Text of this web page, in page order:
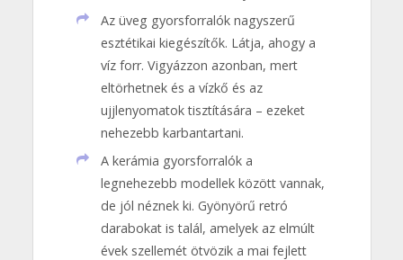
Az üveg gyorsforralók nagyszerű
esztétikai kiegészítők. Látja, ahogy a
víz forr. Vigyázzon azonban, mert
eltörhetnek és a vízkő és az
ujjlenyomatok tisztítására – ezeket
nehezebb karbantartani.
A kerámia gyorsforralók a
legnehezebb modellek között vannak,
de jól néznek ki. Gyönyörű retró
darabokat is talál, amelyek az elmúlt
évek szellemét ötvözik a mai fejlett